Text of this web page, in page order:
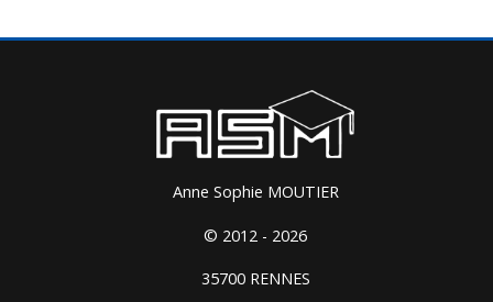
Anne Sophie MOUTIER
© 2012 - 2026
35700 RENNES